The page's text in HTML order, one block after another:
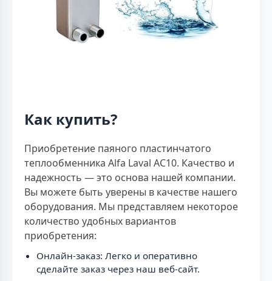
Как купить?
Приобретение паяного пластинчатого
теплообменника Alfa Laval AC10. Качество и
надежность — это основа нашей компании.
Вы можете быть уверены в качестве нашего
оборудования. Мы представляем некоторое
количество удобных вариантов
приобретения:
Онлайн-заказ: Легко и оперативно
сделайте заказ через наш веб-сайт.